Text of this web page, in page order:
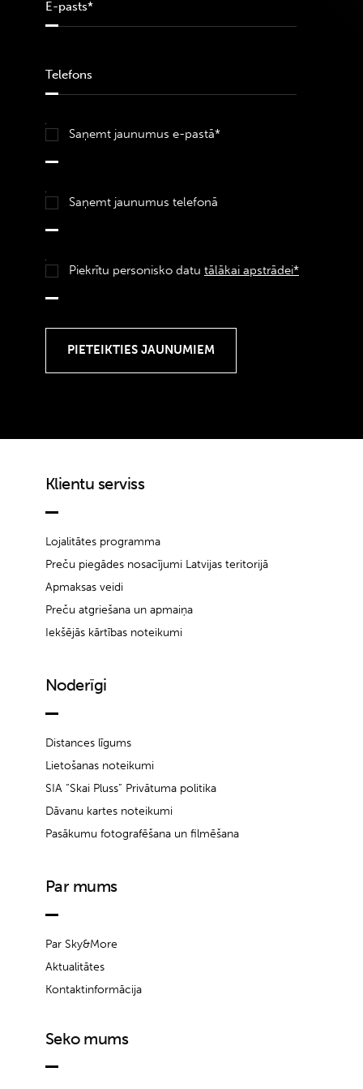
Saņemt jaunumus e-pastā*
Saņemt jaunumus telefonā
Piekrītu personisko datu tālākai apstrādei*
Klientu serviss
Lojalitātes programma
Preču piegādes nosacījumi Latvijas teritorijā
Apmaksas veidi
Preču atgriešana un apmaiņa
Iekšējās kārtības noteikumi
Noderīgi
Distances līgums
Lietošanas noteikumi
SIA “Skai Pluss” Privātuma politika
Dāvanu kartes noteikumi
Pasākumu fotografēšana un filmēšana
Par mums
Par Sky&More
Aktualitātes
Kontaktinformācija
Seko mums